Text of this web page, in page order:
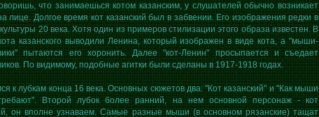
что занимаешься котом казанским, у слушателей обычно возникает
лице. Долгое время кот казанский был в забвении. Его изображения редки в
20 века. Хотя один из примеров стилизации этого образа известен. В
казанского выводили Ленина, который изображен в виде кота, а "мыши-
пытаются его хоронить. Далее "кот-Ленин" просыпается и съедает
По видимому, подобные агитки были сделаны в 1917-1918 годах.
к лубкам конца 16 века. Основных сюжетов два: "Кот казанский" и "Как мыши
Второй лубок более ранний, на нем основной персонаж - кот
он вполне узнаваем. Самые разные мыши (в основном рязанские) тащат